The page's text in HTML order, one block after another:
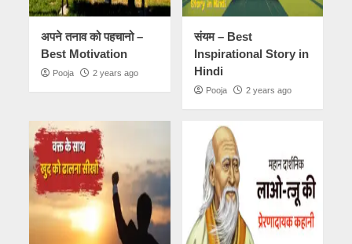
अपने तनाव को पहचानो –
Best Motivation
Pooja 2 years ago
संयम – Best
Inspirational Story in
Hindi
Pooja 2 years ago